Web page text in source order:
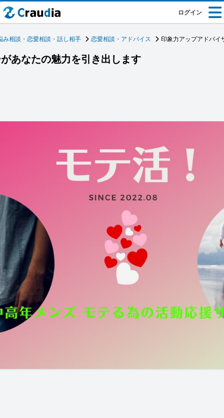
ログイン
み相談・恋愛相談・話し相手 恋愛相談・アドバイス 印象力アップアドバイ
あなたの魅力を引き出します